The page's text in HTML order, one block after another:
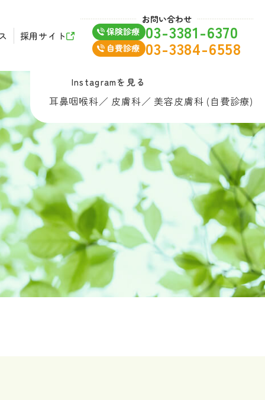
採用サイト
お問い合わせ
03-3381-6370
03-3384-6558
Instagramを見る
耳鼻咽喉科／ 皮膚科／ 美容皮膚科 (自費診療)